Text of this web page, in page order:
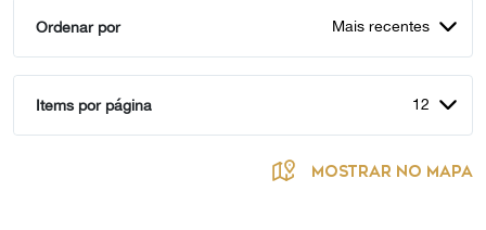
Ordenar por Mais recentes
Items por página 12
MOSTRAR NO MAPA